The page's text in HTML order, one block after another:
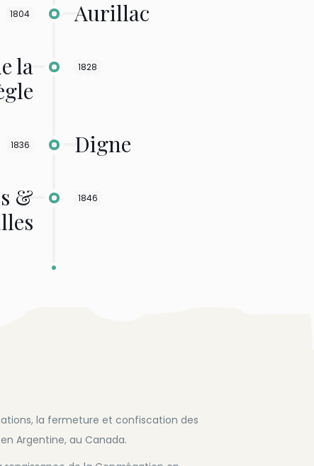
1804 Aurillac
1828
la
1836 Digne
1846
&
la fermeture et confiscation des
Argentine, au Canada.